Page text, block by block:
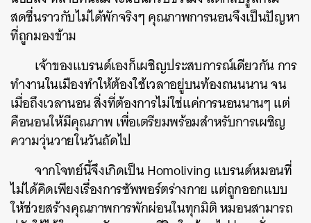
สดชื่นราวกับไม่ได้พักจริงๆ คุณภาพการนอนจึงเป็นปัญหา
ที่ถูกมองข้าม
เจ้าของแบรนด์เองก็เผชิญประสบการณ์เดียวกัน การ
ทำงานในเมืองทำให้ต้องใช้เวลาอยู่บนท้องถนนนาน จน
เมื่อถึงเวลานอน สิ่งที่ต้องการไม่ใช่แค่การนอนนานๆ แต่
คือนอนให้มีคุณภาพ เพื่อเตรียมพร้อมสำหรับการเผชิญ
ความวุ่นวายในวันถัดไป
จากโจทย์นี้จึงเกิดเป็น Homoliving แบรนด์หมอนที่
ไม่ได้คิดเพียงเรื่องการซัพพอร์ตร่างกาย แต่ถูกออกแบบ
ให้ช่วยสร้างคุณภาพการพักผ่อนในทุกมิติ หมอนสามารถ